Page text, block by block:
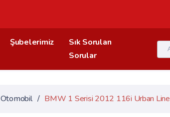
Şubelerimiz
Sık Sorulan
Sorular
Otomobil / BMW 1 Serisi 2012 116i Urban Line